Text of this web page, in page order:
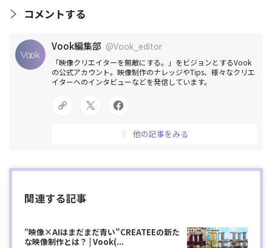
コメントする
Vook編集部 @Vook_editor
「映像クリエイターを無敵にする。」をビジョンとするVook
の公式アカウント。映像制作のナレッジやTips、様々なクリエ
イターへのインタビューなどを発信しています。
他の記事をみる
関連する記事
”映像×AIはまだまだ青い”CREATEEの新た
な映像制作とは？ | Vook(...